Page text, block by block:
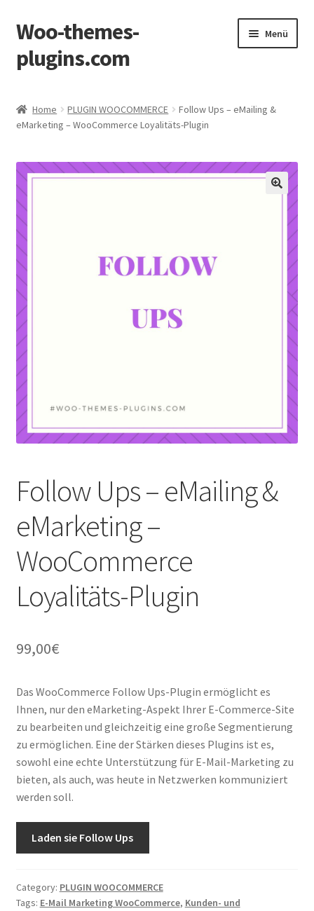
Zur
Navigation
springen
Zum
Inhalt
springen
Woo-themes-
plugins.com
Menü
Einkaufswagen
Mein Account
Shop
Zur Kasse
Home PLUGIN WOOCOMMERCE
Follow Ups – eMailing &
eMarketing – WooCommerce Loyalitäts-Plugin
Follow Ups – eMailing &
eMarketing –
WooCommerce
Loyalitäts-Plugin
99,00€
Das WooCommerce Follow Ups-Plugin ermöglicht es
Ihnen, nur den eMarketing-Aspekt Ihrer E-Commerce-Site
zu bearbeiten und gleichzeitig eine große Segmentierung
zu ermöglichen. Eine der Stärken dieses Plugins ist es,
sowohl eine echte Unterstützung für E-Mail-Marketing zu
bieten, als auch, was heute in Netzwerken kommuniziert
werden soll.
Laden sie Follow Ups
Category: PLUGIN WOOCOMMERCE
Tags: E-Mail Marketing WooCommerce, Kunden- und